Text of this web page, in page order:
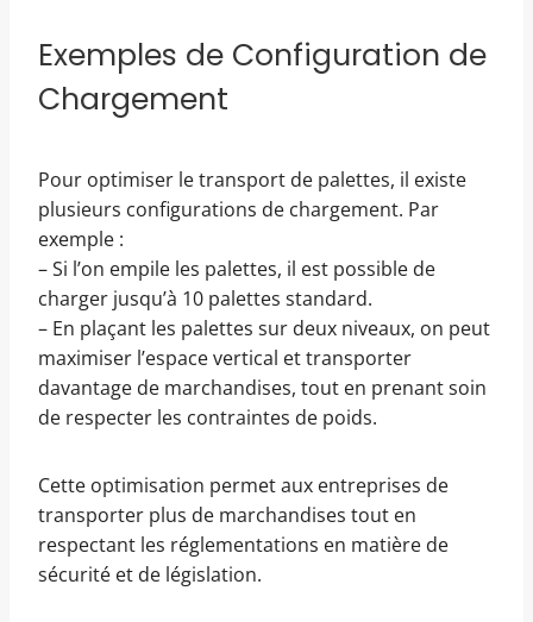
Exemples de Configuration de
Chargement
Pour optimiser le transport de palettes, il existe
plusieurs configurations de chargement. Par
exemple :
– Si l’on empile les palettes, il est possible de
charger jusqu’à 10 palettes standard.
– En plaçant les palettes sur deux niveaux, on peut
maximiser l’espace vertical et transporter
davantage de marchandises, tout en prenant soin
de respecter les contraintes de poids.
Cette optimisation permet aux entreprises de
transporter plus de marchandises tout en
respectant les réglementations en matière de
sécurité et de législation.